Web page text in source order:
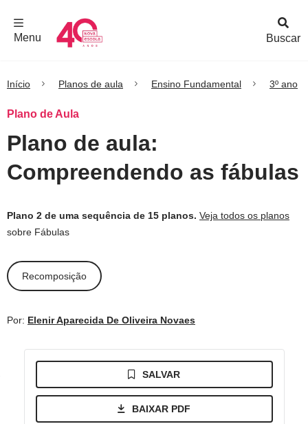
Buscar
Menu
Início Planos de aula Ensino Fundamental 3º ano
Plano de Aula
Plano de aula:
Compreendendo as fábulas
Plano 2 de uma sequência de 15 planos. Veja todos os planos
sobre Fábulas
Recomposição
Por: Elenir Aparecida De Oliveira Novaes
SALVAR
BAIXAR PDF